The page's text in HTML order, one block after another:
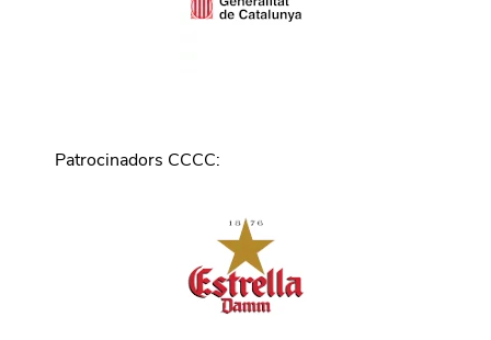
Patrocinadors CCCC: